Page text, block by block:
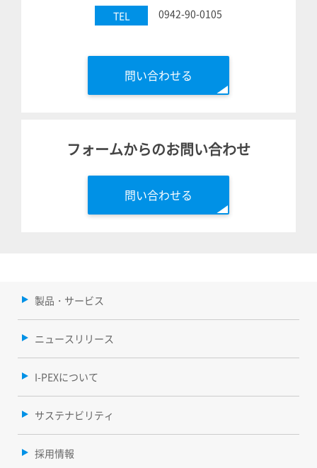
TEL 0942-90-0105
問い合わせる
フォームからのお問い合わせ
問い合わせる
製品・サービス
ニュースリリース
I-PEXについて
サステナビリティ
採用情報